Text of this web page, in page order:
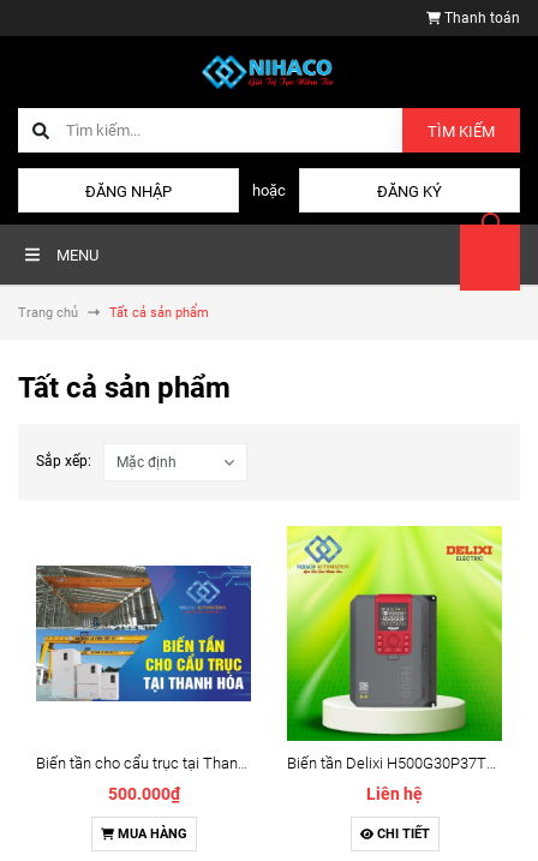
Thanh toán
TÌM KIẾM
ĐĂNG NHẬP hoặc ĐĂNG KÝ
MENU
Trang chủ Tất cả sản phẩm
Tất cả sản phẩm
Sắp xếp:
Biến tần cho cẩu trục tại Thanh Hóa - Biến tần Thanh Hóa
500.000₫
MUA HÀNG
Biến tần Delixi H500G30P37T4(B)L - Delixi H500 37kw
Liên hệ
CHI TIẾT